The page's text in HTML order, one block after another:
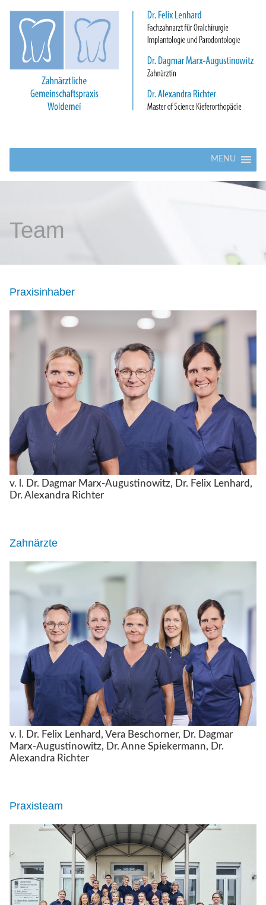
MENU
Team
Praxisinhaber
v. l. Dr. Dagmar Marx-Augustinowitz, Dr. Felix Lenhard,
Dr. Alexandra Richter
Zahnärzte
v. l. Dr. Felix Lenhard, Vera Beschorner, Dr. Dagmar
Marx-Augustinowitz, Dr. Anne Spiekermann, Dr.
Alexandra Richter
Praxisteam